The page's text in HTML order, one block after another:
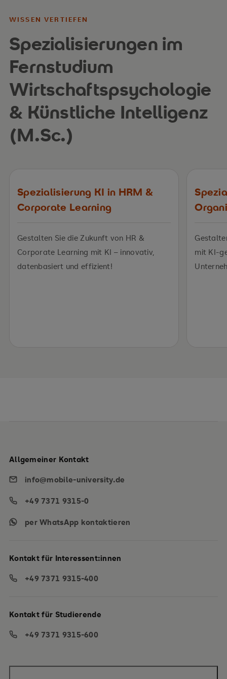
WISSEN VERTIEFEN
Spezialisierungen im
Fernstudium
Wirtschaftspsychologie
& Künstliche Intelligenz
(M.Sc.)
Spezialisierung KI in HRM &
Corporate Learning
Gestalten Sie die Zukunft von HR &
Corporate Learning mit KI – innovativ,
datenbasiert und effizient!
mit KI-
Allgemeiner Kontakt
info@mobile-university.de
+49 7371 9315-0
per WhatsApp kontaktieren
Kontakt für Interessent:innen
+49 7371 9315-400
Kontakt für Studierende
+49 7371 9315-600